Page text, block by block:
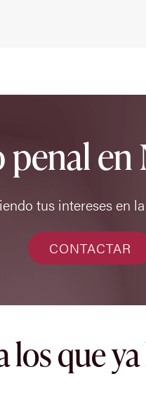
tus intereses en
CONTACTAR
los que